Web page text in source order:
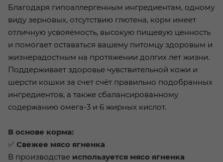
Благодаря гипоаллергенным ингредиентам, одному
виду зерновых, отсутствию глютена, корм имеет
отличную усвояемость, высокую пищевую ценность
и помогает оставаться вашему питомцу здоровым и
жизнерадостным на протяжении долгих лет жизни.
Поддерживает здоровье чувствительной кожи и
шерсти кошки за счет счёт правильно подобранных
ингредиентов, а также сбалансированному
содержанию омега-3 и 6 жирных кислот.
В основе корма:
✅ Свежее мясо ягненка
В производстве используется мясо ягненка